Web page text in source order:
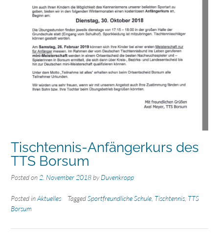
Tischtennis-Anfängerkurs des
TTS Borsum
Posted on 2. November 2018 byDuvenkropp
Posted inAktuelles TaggedSportfreundliche Schule Tischtennis TTS
Borsum